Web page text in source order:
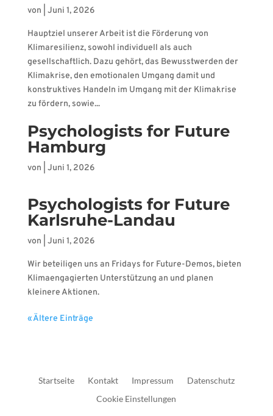
von Juni 1, 2026
Hauptziel unserer Arbeit ist die Förderung von
Klimaresilienz, sowohl individuell als auch
gesellschaftlich. Dazu gehört, das Bewusstwerden der
Klimakrise, den emotionalen Umgang damit und
konstruktives Handeln im Umgang mit der Klimakrise
zu fördern, sowie...
Psychologists for Future
Hamburg
von Juni 1, 2026
Psychologists for Future
Karlsruhe-Landau
von Juni 1, 2026
Wir beteiligen uns an Fridays for Future-Demos, bieten
Klimaengagierten Unterstützung an und planen
kleinere Aktionen.
« Ältere Einträge
Startseite Kontakt Impressum
Datenschutz
Cookie Einstellungen